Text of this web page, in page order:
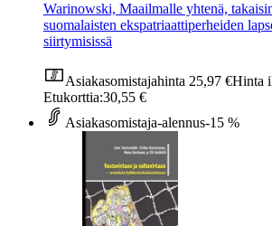
Warinowski, Maailmalle yhtenä,
suomalaisten ekspatriaattiperheiden
siirtymisissä
Asiakasomistajahinta 25,97 €Hinta
Etukorttia:30,55 €
Asiakasomistaja-alennus-15 %